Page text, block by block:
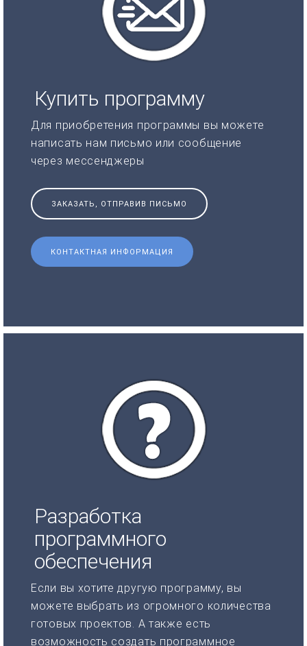
Купить программу
Для приобретения программы вы можете
написать нам письмо или сообщение
через мессенджеры
ЗАКАЗАТЬ, ОТПРАВИВ ПИСЬМО
КОНТАКТНАЯ ИНФОРМАЦИЯ
Разработка
программного
обеспечения
Если вы хотите другую программу, вы
можете выбрать из огромного количества
готовых проектов. А также есть
возможность создать программное